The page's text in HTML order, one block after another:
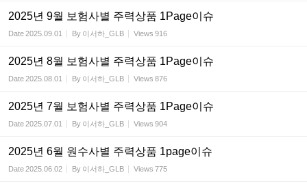
2025년 9월 보험사별 주력상품 1Page이슈
Date2025.09.01 By 이서하_GLB Views 916
2025년 8월 보험사별 주력상품 1Page이슈
Date2025.08.01 By 이서하_GLB Views 876
2025년 7월 보험사별 주력상품 1Page이슈
Date2025.07.01 By 이서하_GLB Views 904
2025년 6월 원수사별 주력상품 1page이슈
Date2025.06.02 By 이서하_GLB Views 775